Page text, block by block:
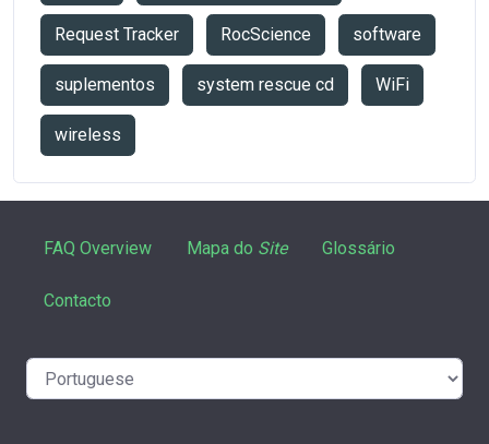
Request Tracker RocScience software
suplementos system rescue cd WiFi
wireless
FAQ Overview Mapa do Site Glossário
Contacto